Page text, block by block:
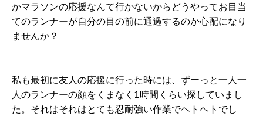
かマラソンの応援なんて行かないからどうやってお目当
てのランナーが自分の目の前に通過するのか心配になり
ませんか？
私も最初に友人の応援に行った時には、ずーっと一人一
人のランナーの顔をくまなく1時間くらい探していまし
た。それはそれはとても忍耐強い作業でヘトヘトでし